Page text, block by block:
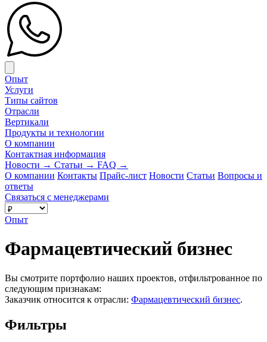
Опыт
Услуги
Типы сайтов
Отрасли
Вертикали
Продукты и технологии
О компании
Контактная информация
Новости → Статьи → FAQ →
О компании Контакты Прайс-лист Новости Статьи Вопросы и
ответы
Связаться с менеджерами
Опыт
Фармацевтический бизнес
Вы смотрите портфолио наших проектов, отфильтрованное по
следующим признакам:
Заказчик относится к отрасли: Фармацевтический бизнес.
Фильтры